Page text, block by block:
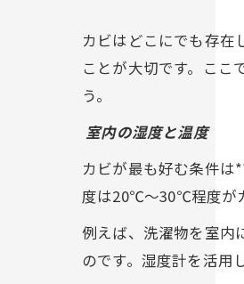
カビはどこにでも存在
ことが大切です。ここ
う。
室内の湿度と温度
カビが最も好む条件は
度は20℃〜30℃程度が
例えば、洗濯物を室内
のです。湿度計を活用